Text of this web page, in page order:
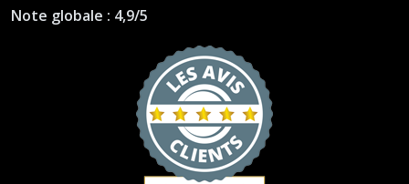
Note globale : 4,9/5